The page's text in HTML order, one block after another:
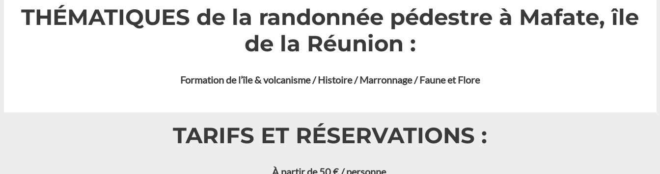
THÉMATIQUES de la randonnée pédestre à Mafate, île
de la Réunion :
Formation de l’île & volcanisme / Histoire / Marronnage / Faune et Flore
TARIFS ET RÉSERVATIONS :
À partir de 50 € / personne.